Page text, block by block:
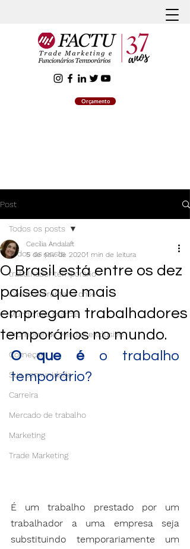
Orçamento
Post
Todos os posts
trabalhador temporário
Como enfrentar a crise
Mundo das marcas
Promotor de vendas exclusivo
Começar
Sua comunidade
Carreira
Mercado de trabalho
Marketing
Trade Marketing
Todos os posts
O Brasil está entre os dez
países que mais
empregam trabalhadores
temporários no mundo.
Cecília Andalaft
5 de nov. de 20201 min de leitura
O que é o trabalho
temporário?
É um trabalho prestado por um
trabalhador a uma empresa seja
substituindo temporariamente um